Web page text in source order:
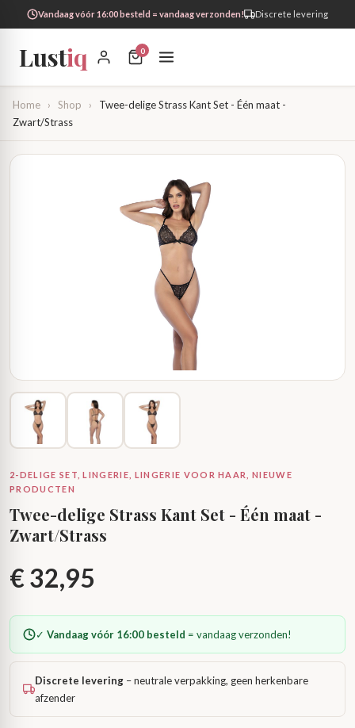
Vandaag vóór 16:00 besteld = vandaag verzonden! Discrete levering
Lustiq 0
Home › Shop ›
Twee-delige Strass Kant Set - Één maat -
Zwart/Strass
2-DELIGE SET, LINGERIE, LINGERIE VOOR HAAR, NIEUWE
PRODUCTEN
Twee-delige Strass Kant Set - Één maat -
Zwart/Strass
€32,95
✓ Vandaag vóór 16:00 besteld = vandaag verzonden!
Discrete levering – neutrale verpakking, geen herkenbare
afzender